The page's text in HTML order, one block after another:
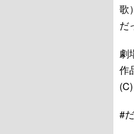
歌
だ
劇
作
#